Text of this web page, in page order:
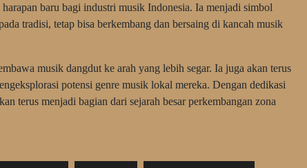
baru bagi industri musik Indonesia. Ia menjadi simbol
tradisi, tetap bisa berkembang dan bersaing di kancah musik
musik dangdut ke arah yang lebih segar. Ia juga akan terus
potensi genre musik lokal mereka. Dengan dedikasi
terus menjadi bagian dari sejarah besar perkembangan zona